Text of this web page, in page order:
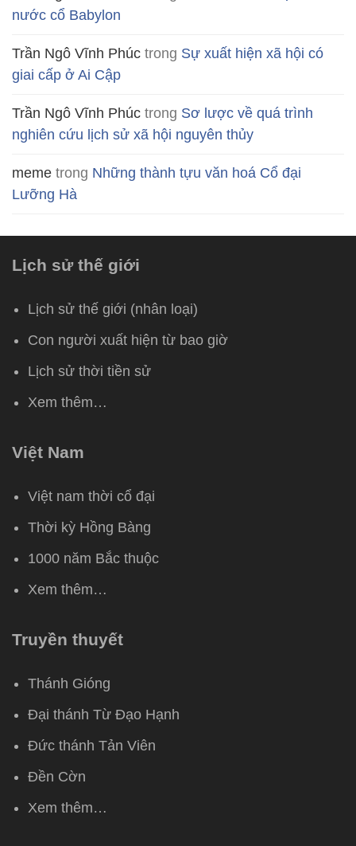
nước cổ Babylon
Trần Ngô Vĩnh Phúc trong Sự xuất hiện xã hội có
giai cấp ở Ai Cập
Trần Ngô Vĩnh Phúc trong Sơ lược về quá trình
nghiên cứu lịch sử xã hội nguyên thủy
meme trong Những thành tựu văn hoá Cổ đại
Lưỡng Hà
Lịch sử thế giới
Lịch sử thế giới (nhân loại)
Con người xuất hiện từ bao giờ
Lịch sử thời tiền sử
Xem thêm…
Việt Nam
Việt nam thời cổ đại
Thời kỳ Hồng Bàng
1000 năm Bắc thuộc
Xem thêm…
Truyền thuyết
Thánh Gióng
Đại thánh Từ Đạo Hạnh
Đức thánh Tản Viên
Đền Cờn
Xem thêm…